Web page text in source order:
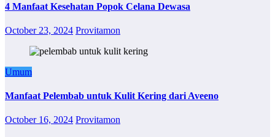
4 Manfaat Kesehatan Popok Celana Dewasa
October 23, 2024 Provitamon
Umum
Manfaat Pelembab untuk Kulit Kering dari Aveeno
October 16, 2024 Provitamon